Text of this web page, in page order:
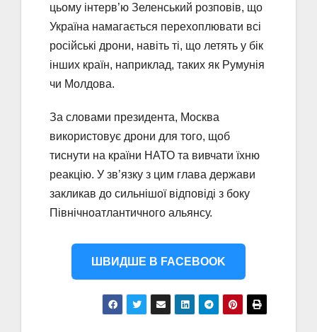
цьому інтерв’ю Зеленський розповів, що
Україна намагається перехоплювати всі
російські дрони, навіть ті, що летять у бік
інших країн, наприклад, таких як Румунія
чи Молдова.
За словами президента, Москва
використовує дрони для того, щоб
тиснути на країни НАТО та вивчати їхню
реакцію. У зв’язку з цим глава держави
закликав до сильнішої відповіді з боку
Північноатлантичного альянсу.
ШВИДШЕ В FACEBOOK